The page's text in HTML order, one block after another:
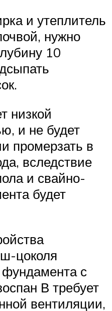
и утеплитель
нужно
10
низкой
и не будет
промерзать в
вследствие
и свайно-
будет
цоколя
фундамента с
В требует
вентиляции,